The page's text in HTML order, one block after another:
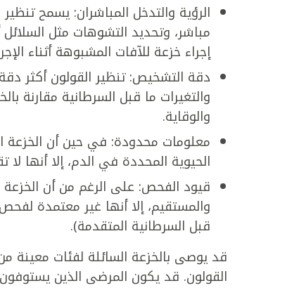
الرؤية والتدخل المباشران: يسمح
مباشر، وتحديد التشوهات مثل السلائل
إجراء خزعة للآفات المشبوهة أثناء
دقة التشخيص: تنظير القولون أكثر
والتغيرات ما قبل السرطانية مقارنة
والوقاية.
معلومات محدودة: في حين أن الخزعة
الحيوية المحددة في الدم، إلا أنها
قيود الفحص: على الرغم من أن
والمستقيم، إلا أنها غير معتمدة
قبل السرطانية المتقدمة).
قد يوصى بالخزعة السائلة لفئات
القولون. قد يكون المرضى الذين يستوفون